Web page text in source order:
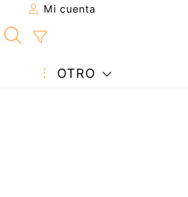
Mi cuenta
OTRO